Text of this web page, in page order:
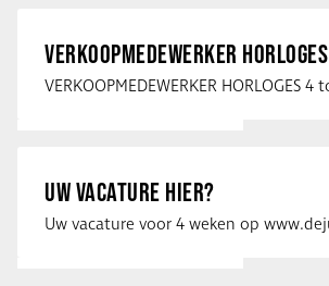
VERKOOPMEDEWERKER HORLOGES
UW VACATURE HIER?